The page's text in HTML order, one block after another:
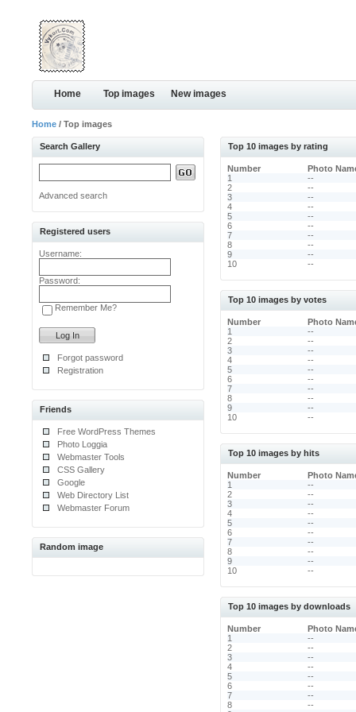
Home Top images New images
Home / Top images
Search Gallery
Advanced search
Registered users
Username:
Password:
Remember Me?
Forgot password
Registration
Friends
Free WordPress Themes
Photo Loggia
Webmaster Tools
CSS Gallery
Google
Web Directory List
Webmaster Forum
Random image
Top 10 images by rating
Number Photo
1
--
2
--
3
--
4
--
5
--
6
--
7
--
8
--
9
--
10
--
Top 10 images by votes
Number Photo
1
--
2
--
3
--
4
--
5
--
6
--
7
--
8
--
9
--
10
--
Top 10 images by hits
Number Photo
1
--
2
--
3
--
4
--
5
--
6
--
7
--
8
--
9
--
10
--
Top 10 images by downloads
Number Photo
1
--
2
--
3
--
4
--
5
--
6
--
7
--
8
--